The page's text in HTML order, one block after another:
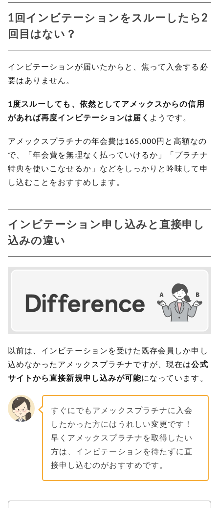
1回インビテーションをスルーしたら2
回目はない？
インビテーションが届いたからと、焦って入会する必
要はありません。
1度スルーしても、依然としてアメックスからの信用
があれば再度インビテーションは届く ようです。
アメックスプラチナの年会費は165,000円と高額なの
で、「年会費を無理なく払っていけるか」「プラチナ
特典を使いこなせるか」などをしっかりと吟味して申
し込むことをおすすめします。
インビテーション申し込みと直接申し
込みの違い
以前は、インビテーションを受けた既存会員しか申し
込めなかったアメックスプラチナですが、現在は公式
サイトから直接新規申し込みが可能になっています。
すぐにでもアメックスプラチナに入会
したかった方にはうれしい変更です！
早くアメックスプラチナを取得したい
方は、インビテーションを待たずに直
接申し込むのがおすすめです。